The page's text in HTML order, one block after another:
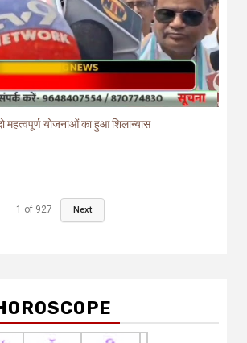
महत्वपूर्ण योजनाओं का हुआ शिलान्यास
1 of 927 Next